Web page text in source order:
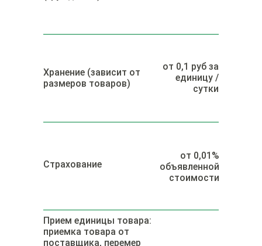
Хранение (зависит от
размеров товаров)
от 0,1 руб за
единицу /
сутки
Страхование
от 0,01%
объявленной
стоимости
Прием единицы товара:
приемка товара от
поставщика, перемер